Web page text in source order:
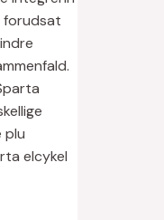
forudsat
plu
elcykel